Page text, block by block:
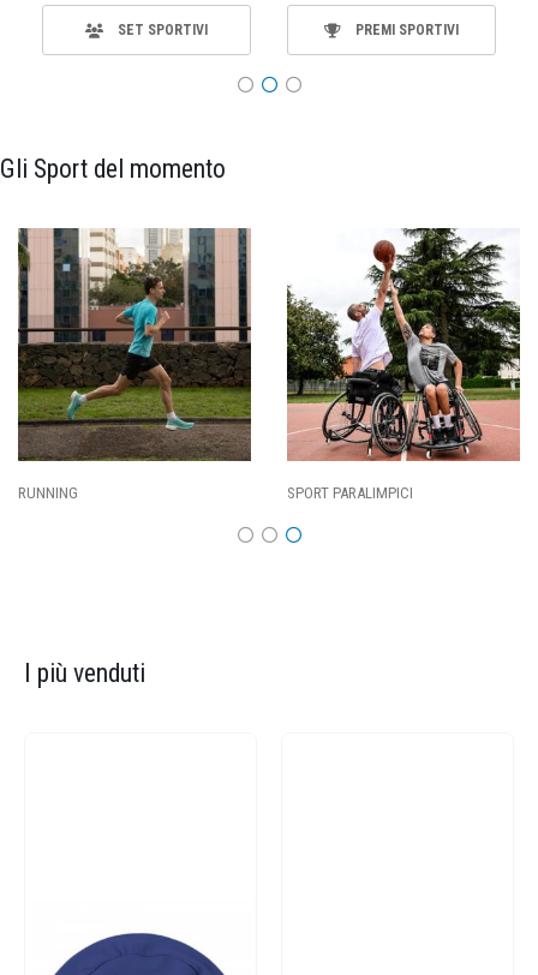
SET SPORTIVI PREMI SPORTIVI
Gli Sport del momento
I più venduti